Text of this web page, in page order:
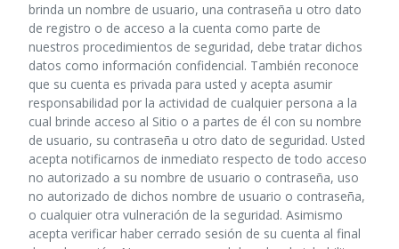
brinda un nombre de usuario, una contraseña u otro dato
de registro o de acceso a la cuenta como parte de
nuestros procedimientos de seguridad, debe tratar dichos
datos como información confidencial. También reconoce
que su cuenta es privada para usted y acepta asumir
responsabilidad por la actividad de cualquier persona a la
cual brinde acceso al Sitio o a partes de él con su nombre
de usuario, su contraseña u otro dato de seguridad. Usted
acepta notificarnos de inmediato respecto de todo acceso
no autorizado a su nombre de usuario o contraseña, uso
no autorizado de dichos nombre de usuario o contraseña,
o cualquier otra vulneración de la seguridad. Asimismo
acepta verificar haber cerrado sesión de su cuenta al final